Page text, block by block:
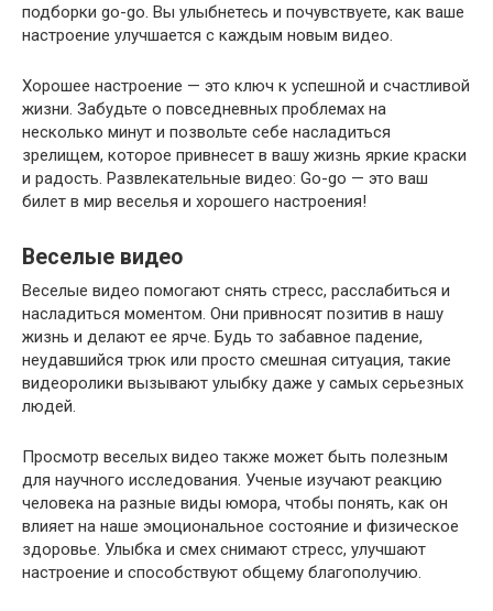
подборки go-go. Вы улыбнетесь и почувствуете, как ваше
настроение улучшается с каждым новым видео.
Хорошее настроение — это ключ к успешной и счастливой
жизни. Забудьте о повседневных проблемах на
несколько минут и позвольте себе насладиться
зрелищем, которое привнесет в вашу жизнь яркие краски
и радость. Развлекательные видео: Go-go — это ваш
билет в мир веселья и хорошего настроения!
Веселые видео
Веселые видео помогают снять стресс, расслабиться и
насладиться моментом. Они привносят позитив в нашу
жизнь и делают ее ярче. Будь то забавное падение,
неудавшийся трюк или просто смешная ситуация, такие
видеоролики вызывают улыбку даже у самых серьезных
людей.
Просмотр веселых видео также может быть полезным
для научного исследования. Ученые изучают реакцию
человека на разные виды юмора, чтобы понять, как он
влияет на наше эмоциональное состояние и физическое
здоровье. Улыбка и смех снимают стресс, улучшают
настроение и способствуют общему благополучию.